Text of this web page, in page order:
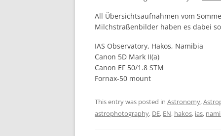
All Übersichtsaufnahmen vom
Milchstraßenbilder haben es dabei
IAS Observatory, Hakos, Namibia
Canon 5D Mark II(a)
Canon EF 50/1.8 STM
Fornax-50 mount
This entry was posted in Astronomy,
astrophotography, DE, EN, hakos, ias,